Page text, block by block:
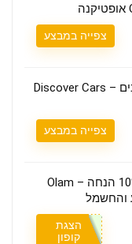
צפייה במבצע
מבצעים על השכרת רכבים – Discover Cars
צפייה במבצע
קופון מאסטרקארד דיי 10% הנחה – Olam
הצגת
קופון